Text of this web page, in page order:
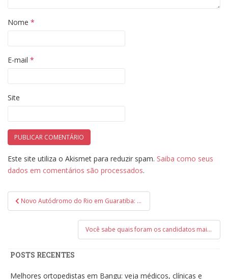
Nome *
E-mail *
Site
Este site utiliza o Akismet para reduzir spam. Saiba como seus
dados em comentários são processados.
Navegação
de
Novo Autódromo do Rio em Guaratiba: veja o que se sabe até o momento
Você sabe quais foram os candidatos mais votados na Zona Oeste do Rio em 2020?
POSTS RECENTES
Melhores ortopedistas em Bangu: veja médicos, clínicas e